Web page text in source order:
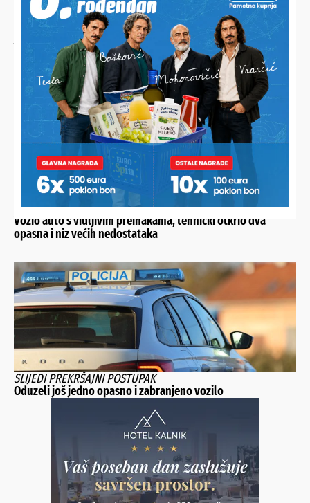
JESTE LI ZNALI?
Vulkanizer upozorava: “Primjetite li ovo na gumama, ne
krećite s njima na put”
ISKLJUČEN JE IZ PROMETA
Vozio auto s vidljivim preinakama, tehnički otkrio dva
opasna i niz većih nedostataka
SLIJEDI PREKRŠAJNI POSTUPAK
Oduzeli još jedno opasno i zabranjeno vozilo